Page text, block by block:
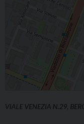
VIALE VENEZIA N.29,